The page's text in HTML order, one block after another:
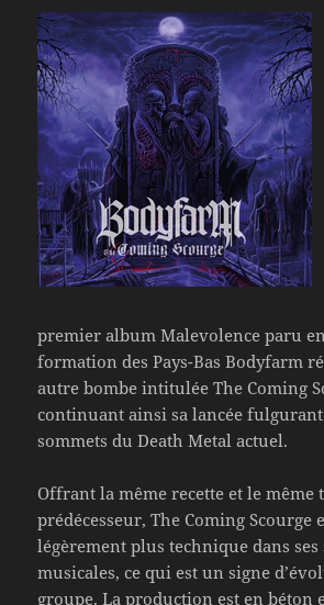
premier album Malevolence paru
formation des Pays-Bas Bodyfarm
autre bombe intitulée The Coming
continuant ainsi sa lancée
sommets du Death Metal actuel.
Offrant la même recette et le même
prédécesseur, The Coming Scourge
légèrement plus technique dans
musicales, ce qui est un signe
groupe. La production est en béton